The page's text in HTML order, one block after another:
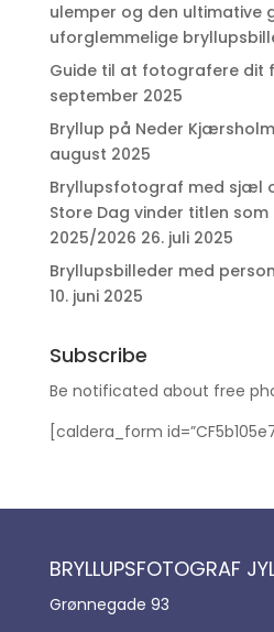
ulemper og den ultimative
uforglemmelige
Guide til at fotografere dit
september 2025
Bryllup på Neder
august 2025
Bryllupsfotograf med sjæl
Store Dag vinder titlen
2025/2026 26. juli 2025
Bryllupsbilleder med
10. juni 2025
Subscribe
Be notificated about free
[caldera_form
BRYLLUPSFOTOGRAF
Grønnegade 93